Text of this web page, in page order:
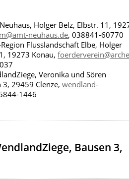
Holger Belz, Elbstr. 11,
neuhaus.de, 038841-60770
Flusslandschaft Elbe, Holger
19273 Konau,
Veronika und Sören
3, 29459 Clenze,wendland-
1446
Bausen 3,